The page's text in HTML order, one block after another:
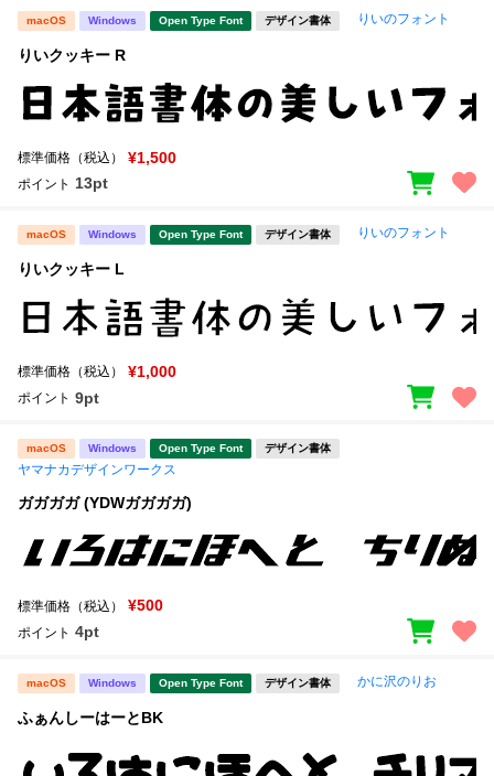
macOS Windows Open Type Font デザイン書体 りいのフォント
りいクッキー R
標準価格（税込） ¥1,500
ポイント 13pt
macOS Windows Open Type Font デザイン書体 りいのフォント
りいクッキー L
標準価格（税込） ¥1,000
ポイント 9pt
macOS Windows Open Type Font デザイン書体
ヤマナカデザインワークス
ガガガガ (YDWガガガガ)
標準価格（税込） ¥500
ポイント 4pt
macOS Windows Open Type Font デザイン書体 かに沢のりお
ふぁんしーはーとBK